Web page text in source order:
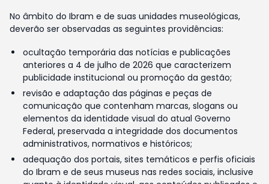
No âmbito do Ibram e de suas unidades museológicas,
deverão ser observadas as seguintes providências:
ocultação temporária das notícias e publicações
anteriores a 4 de julho de 2026 que caracterizem
publicidade institucional ou promoção da gestão;
revisão e adaptação das páginas e peças de
comunicação que contenham marcas, slogans ou
elementos da identidade visual do atual Governo
Federal, preservada a integridade dos documentos
administrativos, normativos e históricos;
adequação dos portais, sites temáticos e perfis oficiais
do Ibram e de seus museus nas redes sociais, inclusive